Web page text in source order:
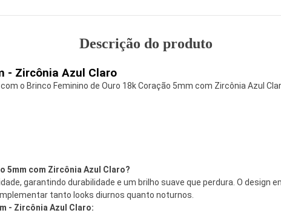
Descrição do produto
- Zircônia Azul Claro
o Brinco Feminino de Ouro 18k Coração 5mm com Zircônia Azul
5mm com Zircônia Azul Claro?
garantindo durabilidade e um brilho suave que perdura. O design
tanto looks diurnos quanto noturnos.
- Zircônia Azul Claro: